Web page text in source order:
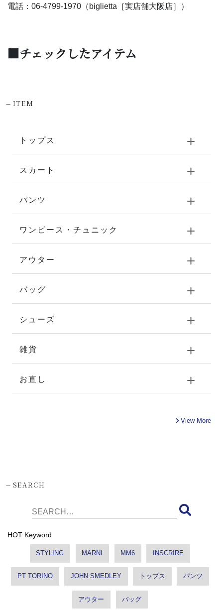
電話：06-4799-1970（biglietta［実店舗大阪店］）
■チェックしたアイテム
-ITEM
トップス
スカート
パンツ
ワンピース・チュニック
アウター
バッグ
シューズ
雑貨
お直し
View More
-SEARCH
HOT Keyword
STYLING MARNI MM6 INSCRIRE
PT TORINO JOHN SMEDLEY トップス パンツ
アウター バッグ